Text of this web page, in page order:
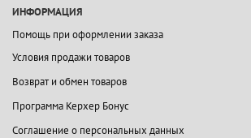
ИНФОРМАЦИЯ
Помощь при оформлении заказа
Условия продажи товаров
Возврат и обмен товаров
Программа Керхер Бонус
Соглашение о персональных данных